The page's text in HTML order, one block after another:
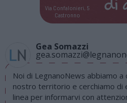
Via Confalonieri, 5
Castronno
di
Gea Somazzi
Noi di LegnanoNews abbiamo
nostro territorio e cerchiamo di
linea per informarvi con